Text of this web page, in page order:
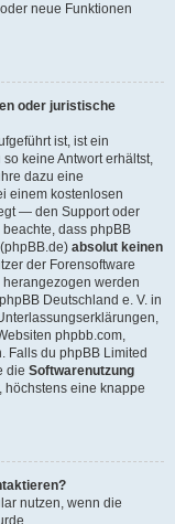
neue Funktionen
oder juristische
ist, ist ein
keine Antwort erhältst,
dazu eine
einem kostenlosen
— den Support oder
dass phpBB
absolut keinen
der Forensoftware
werden
Deutschland e. V. in
phpbb.com,
Falls du phpBB Limited
die Softwarenutzung
höchstens eine knappe
nutzen, wenn die